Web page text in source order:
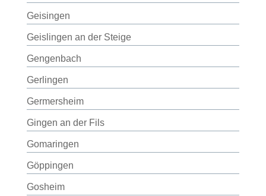
Geisingen
Geislingen an der Steige
Gengenbach
Gerlingen
Germersheim
Gingen an der Fils
Gomaringen
Göppingen
Gosheim